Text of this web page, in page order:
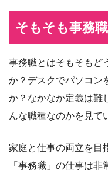
そもそも事務
事務職とはそもそもど
か？デスクでパソコン
か？なかなか定義は難
んな職種なのかを見て
家庭と仕事の両立を目
「事務職」の仕事は